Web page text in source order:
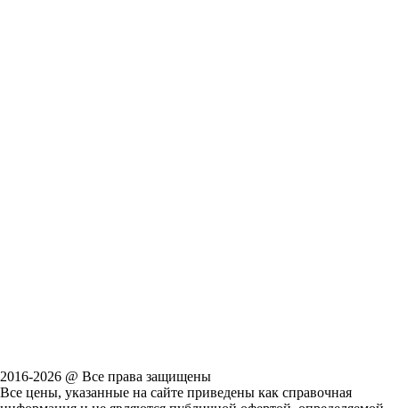
2016-2026 @ Все права защищены
Все цены, указанные на сайте приведены как справочная